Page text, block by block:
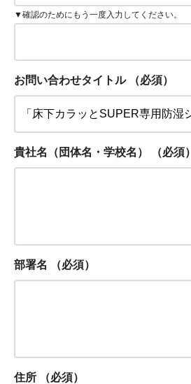
▼確認のためにもう一度入力してください。
お問い合わせタイトル （必須）
貴社名（団体名・学校名） （必須）
部署名 （必須）
住所 （必須）